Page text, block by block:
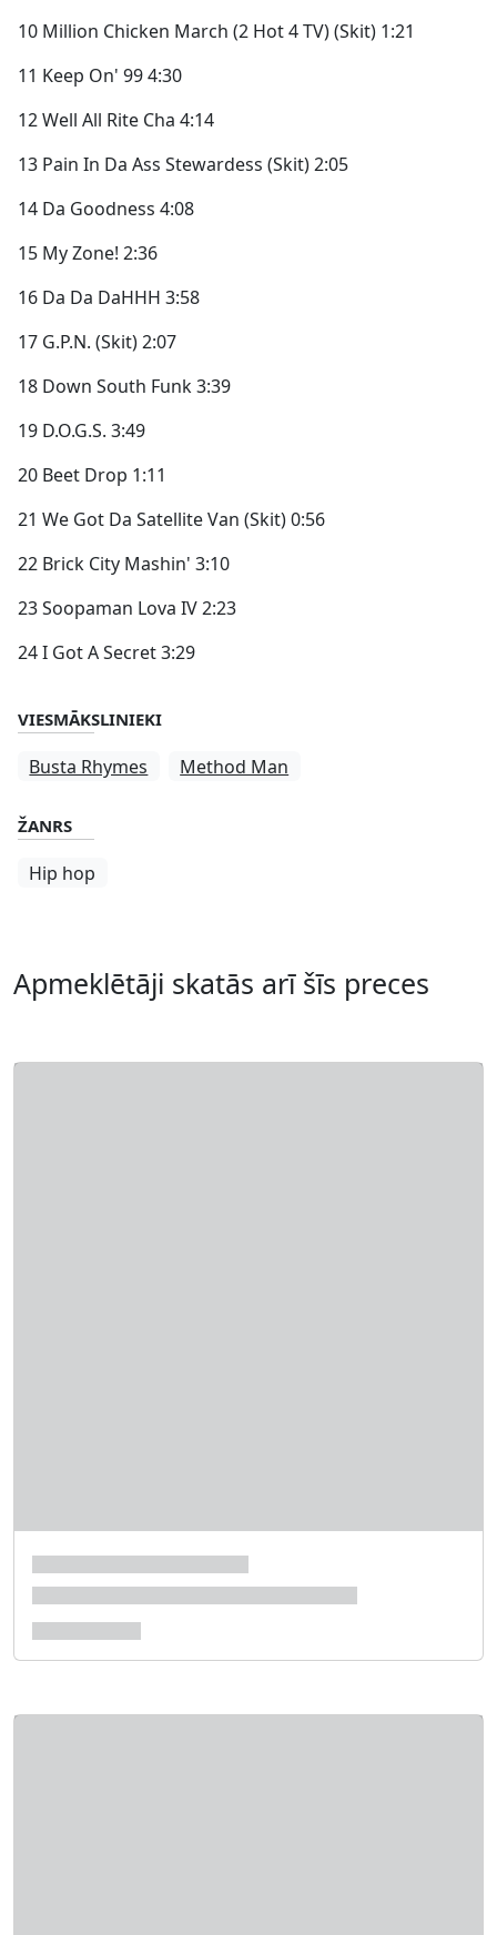
10 Million Chicken March (2 Hot 4 TV) (Skit) 1:21
11 Keep On' 99 4:30
12 Well All Rite Cha 4:14
13 Pain In Da Ass Stewardess (Skit) 2:05
14 Da Goodness 4:08
15 My Zone! 2:36
16 Da Da DaHHH 3:58
17 G.P.N. (Skit) 2:07
18 Down South Funk 3:39
19 D.O.G.S. 3:49
20 Beet Drop 1:11
21 We Got Da Satellite Van (Skit) 0:56
22 Brick City Mashin' 3:10
23 Soopaman Lova IV 2:23
24 I Got A Secret 3:29
VIESMĀKSLINIEKI
Busta Rhymes Method Man
ŽANRS
Hip hop
Apmeklētāji skatās arī šīs preces